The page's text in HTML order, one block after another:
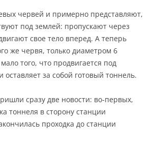
червей и примерно представляют,
под землей: пропускают через
свое тело вперед. А теперь
же червя, только диаметром 6
того, что продвигается под
оставляет за собой готовый тоннель.
сразу две новости: во-первых,
тоннеля в сторону станции
проходка до станции